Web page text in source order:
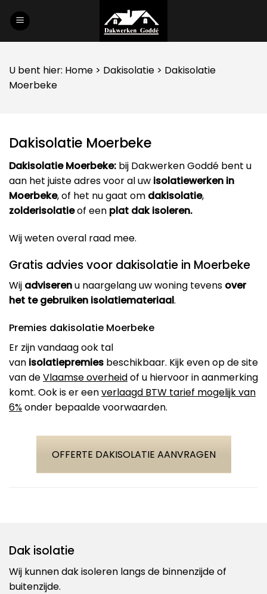
U bent hier: Home > Dakisolatie > Dakisolatie
Moerbeke
Dakisolatie Moerbeke
Dakisolatie Moerbeke: bij Dakwerken Goddé bent u
aan het juiste adres voor al uw isolatiewerken in
Moerbeke, of het nu gaat om dakisolatie,
zolderisolatieof een plat dak isoleren.
Wij weten overal raad mee.
Gratis advies voor dakisolatie in Moerbeke
Wij adviserenu naargelang uw woning tevens over
het te gebruiken isolatiemateriaal.
Premies dakisolatie Moerbeke
Er zijn vandaag ook tal
van isolatiepremies beschikbaar. Kijk even op de site
van deVlaamse overheidof u hiervoor in aanmerking
komt. Ook is er eenverlaagd BTW tarief mogelijk van
6%onder bepaalde voorwaarden.
OFFERTE DAKISOLATIE AANVRAGEN
Dak isolatie
Wij kunnen dak isoleren langs de binnenzijde of
buitenzijde.